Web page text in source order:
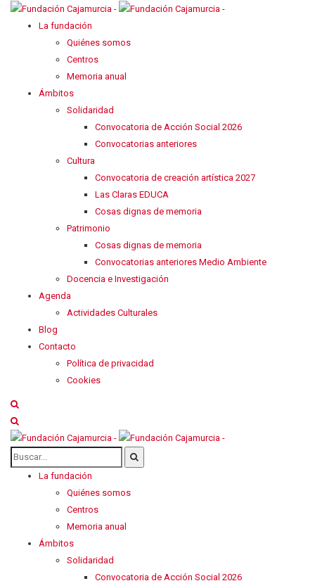
La fundación
Quiénes somos
Centros
Memoria anual
Ámbitos
Solidaridad
Convocatoria de Acción Social 2026
Convocatorias anteriores
Cultura
Convocatoria de creación artística 2027
Las Claras EDUCA
Cosas dignas de memoria
Patrimonio
Cosas dignas de memoria
Convocatorias anteriores Medio Ambiente
Docencia e Investigación
Agenda
Actividades Culturales
Blog
Contacto
Política de privacidad
Cookies
La fundación
Quiénes somos
Centros
Memoria anual
Ámbitos
Solidaridad
Convocatoria de Acción Social 2026